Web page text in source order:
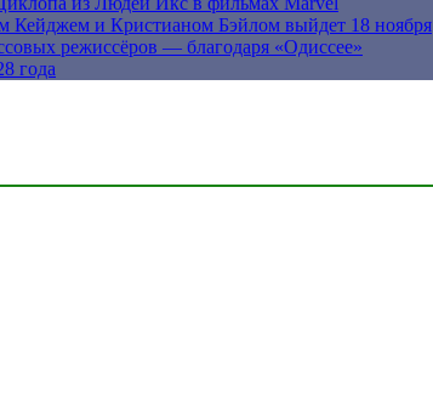
и Кристианом Бэйлом выйдет 18 ноября
режиссёров — благодаря «Одиссее»
года